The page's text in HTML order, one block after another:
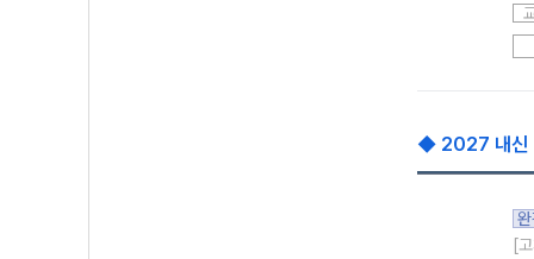
◆ 2027 내신
[